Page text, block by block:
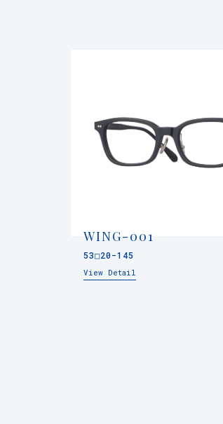
WING-001
53□20-145
View Detail